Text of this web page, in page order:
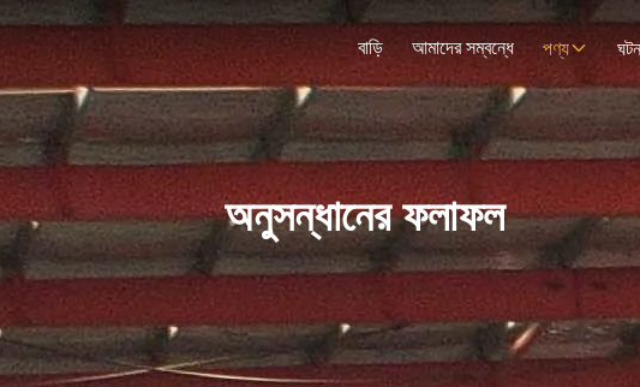
বাড়ি আমাদের সম্বন্ধে পণ্য
অনুসন্ধানের ফলাফল